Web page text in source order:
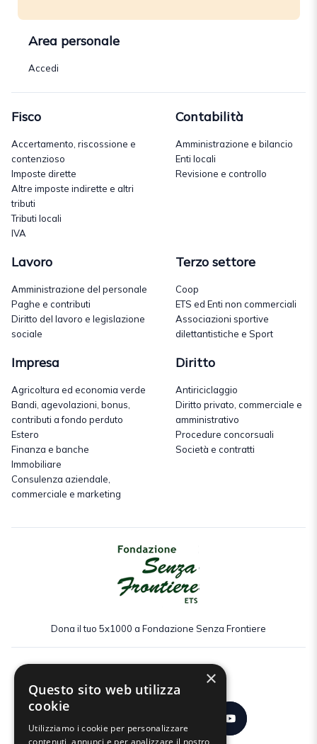
Area personale
Accedi
Fisco
Accertamento, riscossione e
contenzioso
Imposte dirette
Altre imposte indirette e altri
tributi
Tributi locali
IVA
Contabilità
Amministrazione e bilancio
Enti locali
Revisione e controllo
Lavoro
Amministrazione del personale
Paghe e contributi
Diritto del lavoro e legislazione
sociale
Terzo settore
Coop
ETS ed Enti non commerciali
Associazioni sportive
dilettantistiche e Sport
Impresa
Agricoltura ed economia verde
Bandi, agevolazioni, bonus,
contributi a fondo perduto
Estero
Finanza e banche
Immobiliare
Consulenza aziendale,
commerciale e marketing
Diritto
Antiriciclaggio
Diritto privato, commerciale e
amministrativo
Procedure concorsuali
Società e contratti
Dona il tuo 5x1000 a Fondazione Senza Frontiere
×
Questo sito web utilizza
cookie
Utilizziamo i cookie per personalizzare
contenuti, annunci e per analizzare il nostro